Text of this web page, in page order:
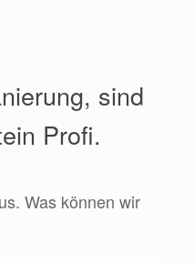
sind
Profi.
Was können wir